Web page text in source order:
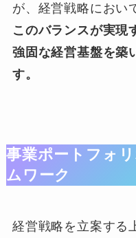
が、経営戦略におい
このバランスが実現
強固な経営基盤を築
す。
事業ポートフォ
ムワーク
経営戦略を立案する